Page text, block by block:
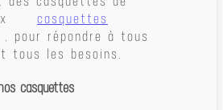
casquettes
, pour répondre à tous
tous les besoins.
casquettes